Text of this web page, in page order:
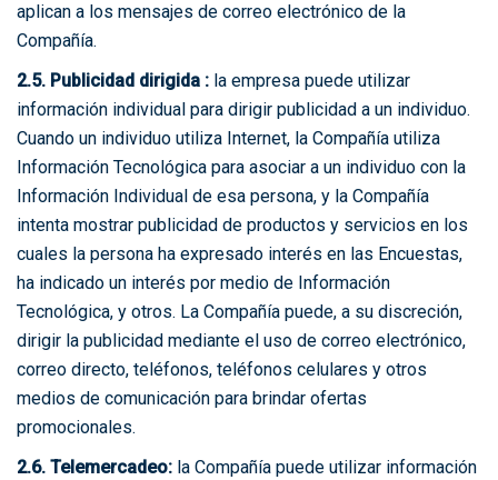
aplican a los mensajes de correo electrónico de la
Compañía.
2.5. Publicidad dirigida : la empresa puede utilizar
información individual para dirigir publicidad a un individuo.
Cuando un individuo utiliza Internet, la Compañía utiliza
Información Tecnológica para asociar a un individuo con la
Información Individual de esa persona, y la Compañía
intenta mostrar publicidad de productos y servicios en los
cuales la persona ha expresado interés en las Encuestas,
ha indicado un interés por medio de Información
Tecnológica, y otros. La Compañía puede, a su discreción,
dirigir la publicidad mediante el uso de correo electrónico,
correo directo, teléfonos, teléfonos celulares y otros
medios de comunicación para brindar ofertas
promocionales.
2.6. Telemercadeo: la Compañía puede utilizar información